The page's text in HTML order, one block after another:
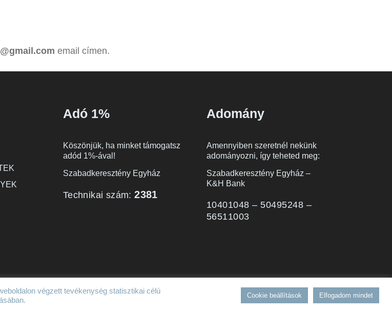
email címen.
Adó 1%
Köszönjük, ha minket támogatsz
adód 1%-ával!
Szabadkeresztény Egyház
Technikai szám:2381
Adomány
Amennyiben szeretnél nekünk
adományozni, így teheted meg:
Szabadkeresztény Egyház –
K&H Bank
10401048 – 50495248 –
56511003
Adatkezelési tájékoztató Egyház alapszabályzat SZMSZ
végzett tevékenység statisztikai célú
Cookie beállítások Elfogadom mindet